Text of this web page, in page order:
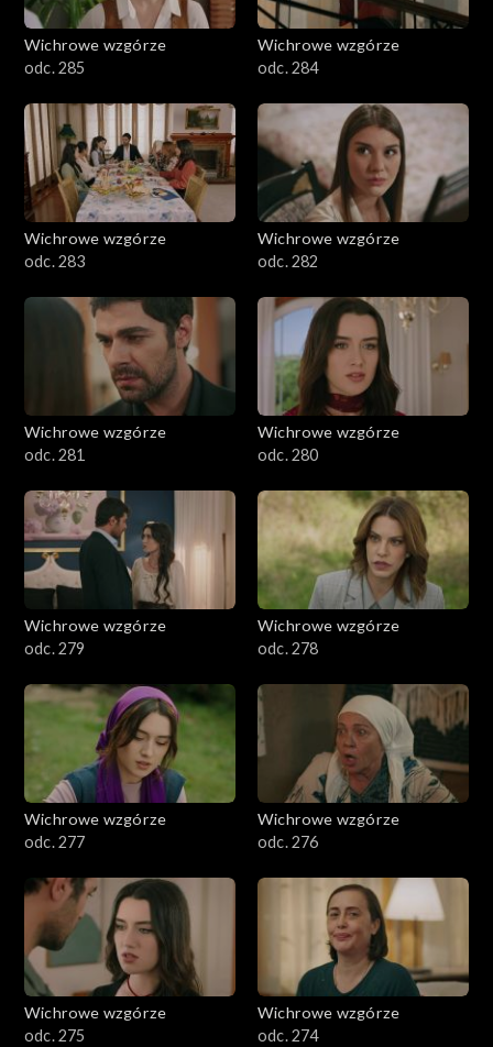
Wichrowe wzgórze
odc. 285
Wichrowe wzgórze
odc. 284
Wichrowe wzgórze
odc. 283
Wichrowe wzgórze
odc. 282
Wichrowe wzgórze
odc. 281
Wichrowe wzgórze
odc. 280
Wichrowe wzgórze
odc. 279
Wichrowe wzgórze
odc. 278
Wichrowe wzgórze
odc. 277
Wichrowe wzgórze
odc. 276
Wichrowe wzgórze
odc. 275
Wichrowe wzgórze
odc. 274